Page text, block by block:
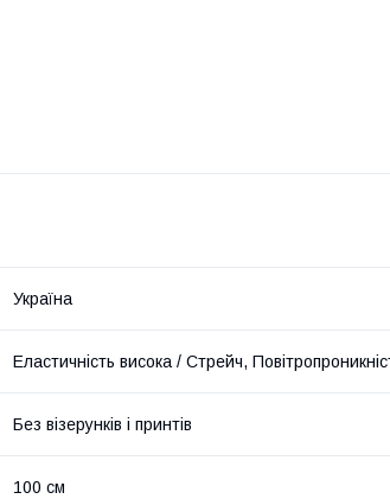
Україна
Еластичність висока / Стрейч,
Без візерунків і принтів
100 см